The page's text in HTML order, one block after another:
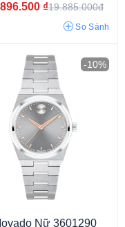
phối màu
Vỏ màu bạc
₫19.885.000đ
So Sánh
-10%
Nữ 3601290